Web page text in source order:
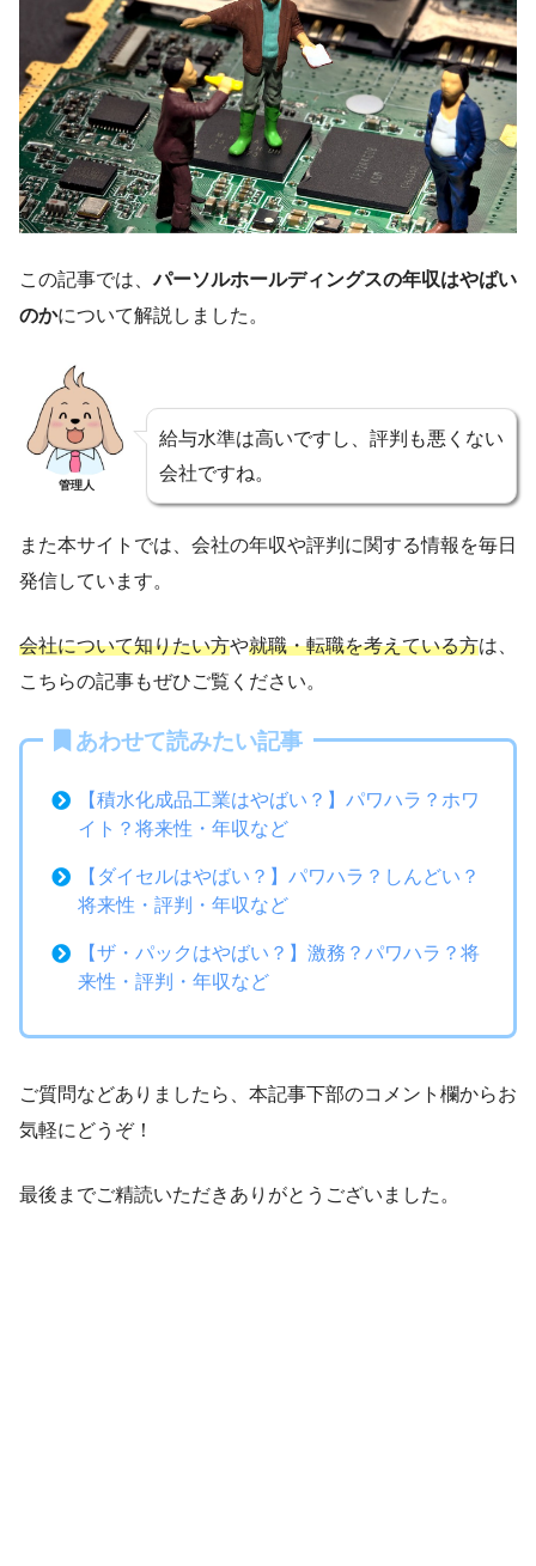
この記事では、パーソルホールディングスの年収はやばい
のかについて解説しました。
管理人
給与水準は高いですし、評判も悪くない
会社ですね。
また本サイトでは、会社の年収や評判に関する情報を毎日
発信しています。
会社について知りたい方や就職・転職を考えている方は、
こちらの記事もぜひご覧ください。
あわせて読みたい記事
【積水化成品工業はやばい？】パワハラ？ホワ
イト？将来性・年収など
【ダイセルはやばい？】パワハラ？しんどい？
将来性・評判・年収など
【ザ・パックはやばい？】激務？パワハラ？将
来性・評判・年収など
ご質問などありましたら、本記事下部のコメント欄からお
気軽にどうぞ！
最後までご精読いただきありがとうございました。